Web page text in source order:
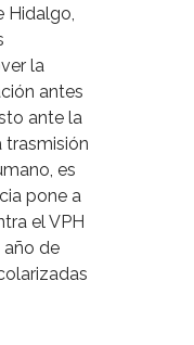
Hidalgo,
la
antes
ante la
trasmisión
es
pone a
el VPH
año de